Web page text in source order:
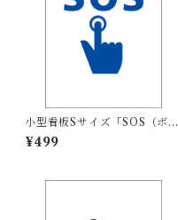
小型看板Sサイズ「SOS（ボタ
ン）マーク（青）」 屋外可
【その他・マーク】
¥499